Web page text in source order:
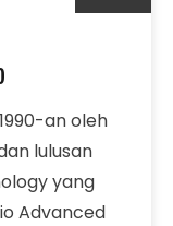
an oleh
lulusan
yang
Advanced